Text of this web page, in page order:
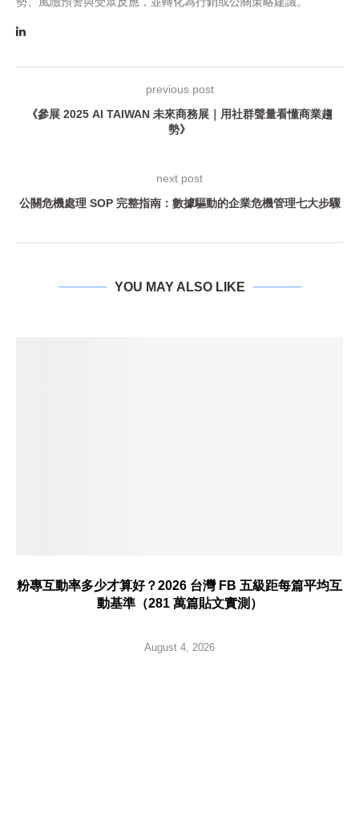
previous post
《參展 2025 AI TAIWAN 未來商務展｜用社群聲量看懂商業趨
勢》
next post
公關危機處理 SOP 完整指南：數據驅動的企業危機管理七大步驟
YOU MAY ALSO LIKE
粉專互動率多少才算好？2026 台灣 FB 五級距每篇平均互
動基準（281 萬篇貼文實測）
August 4, 2026